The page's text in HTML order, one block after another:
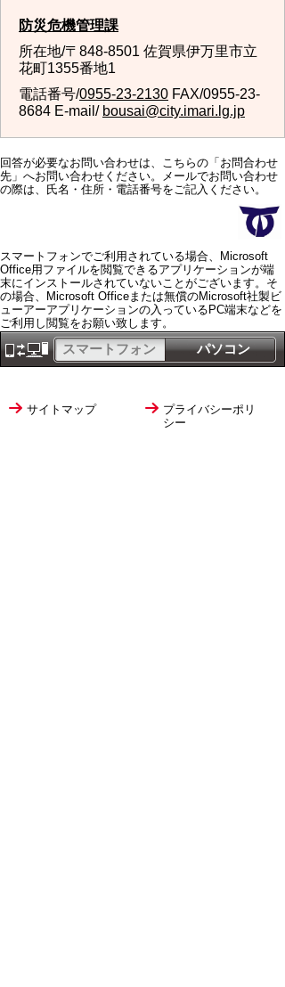
防災危機管理課
所在地/〒848-8501 佐賀県伊万里市立
花町1355番地1
電話番号/0955-23-2130 FAX/0955-23-
8684 E-mail/ bousai@city.imari.lg.jp
回答が必要なお問い合わせは、こちらの「お問合わせ
先」へお問い合わせください。メールでお問い合わせ
の際は、氏名・住所・電話番号をご記入ください。
スマートフォンでご利用されている場合、Microsoft
Office用ファイルを閲覧できるアプリケーションが端
末にインストールされていないことがございます。そ
の場合、Microsoft Officeまたは無償のMicrosoft社製ビ
ューアーアプリケーションの入っているPC端末などを
ご利用し閲覧をお願い致します。
パソコン
スマートフォン
サイトマップ
プライバシーポリ
シー